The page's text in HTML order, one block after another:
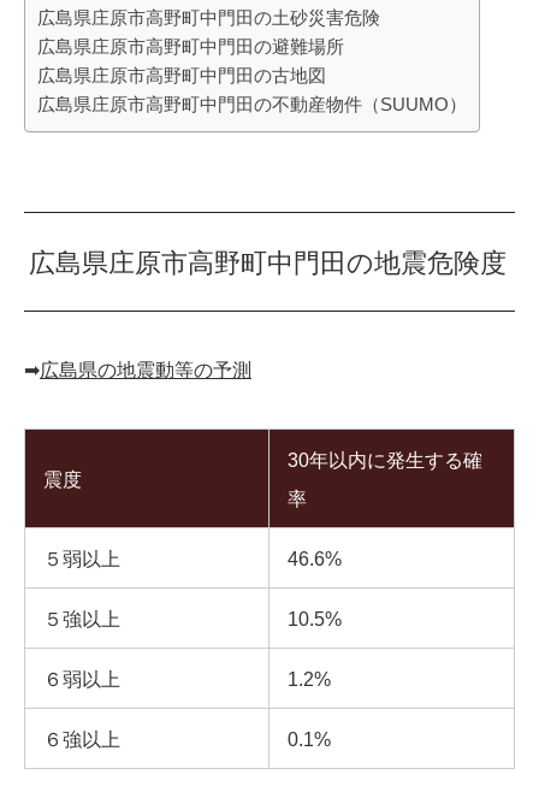
広島県庄原市高野町中門田の土砂災害危険
広島県庄原市高野町中門田の避難場所
広島県庄原市高野町中門田の古地図
広島県庄原市高野町中門田の不動産物件（SUUMO）
広島県庄原市高野町中門田の地震危険度
➡︎広島県の地震動等の予測
震度
30年以内に発生する確
率
５弱以上 46.6%
５強以上 10.5%
６弱以上 1.2%
６強以上 0.1%